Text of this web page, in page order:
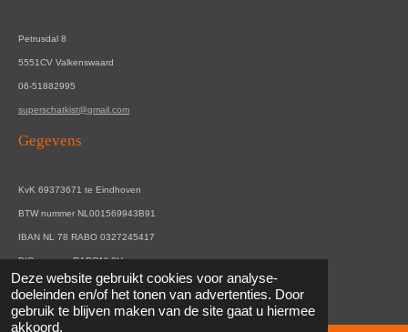
Deze website gebruikt cookies voor analyse-
doeleinden en/of het tonen van advertenties. Door
gebruik te blijven maken van de site gaat u hiermee
akkoord.
Petrusdal 8
5551CV Valkenswaard
06-51882995
superschatkist@gmail.com
Gegevens
KvK 69373671 te Eindhoven
BTW nummer NL001569943B91
IBAN NL 78 RABO 0327245417
BIC nummer RABONL2U
© 2021 De Super Schatkist.
Powered by JouwWeb